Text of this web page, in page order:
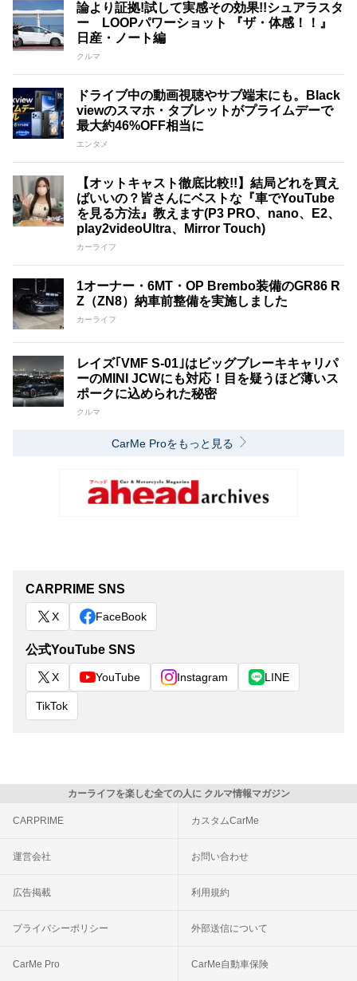
論より証拠!試して実感その効果!!シュアラスタ
ー LOOPパワーショット 『ザ・体感！！』
日産・ノート編
クルマ
ドライブ中の動画視聴やサブ端末にも。Black
viewのスマホ・タブレットがプライムデーで
最大約46%OFF相当に
エンタメ
【オットキャスト徹底比較!!】結局どれを買え
ばいいの？皆さんにベストな『車でYouTube
を見る方法』教えます(P3 PRO、nano、E2、
play2videoUltra、Mirror Touch)
カーライフ
1オーナー・6MT・OP Brembo装備のGR86 R
Z（ZN8）納車前整備を実施しました
カーライフ
レイズ｢VMF S-01｣はビッグブレーキキャリパ
ーのMINI JCWにも対応！目を疑うほど薄いス
ポークに込められた秘密
クルマ
CarMe Proをもっと見る
CARPRIME SNS
X FaceBook
公式YouTube SNS
X YouTube Instagram LINE
TikTok
カーライフを楽しむ全ての人に クルマ情報マガジン
CARPRIME カスタムCarMe
運営会社 お問い合わせ
広告掲載 利用規約
プライバシーポリシー 外部送信について
CarMe Pro CarMe自動車保険